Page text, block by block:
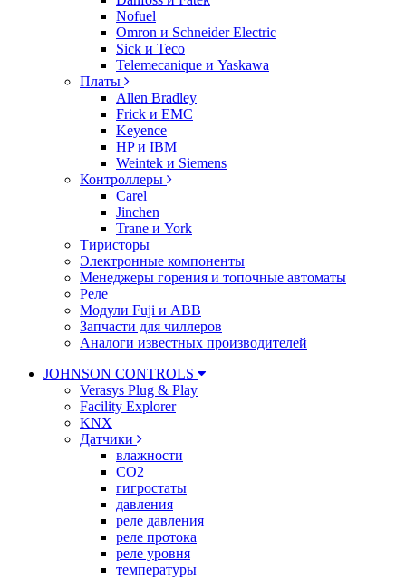
Nofuel
Omron и Schneider Electric
Sick и Teco
Telemecanique и Yaskawa
Платы
Allen Bradley
Frick и EMC
Keyence
HP и IBM
Weintek и Siemens
Контроллеры
Carel
Jinchen
Trane и York
Тиристоры
Электронные компоненты
Менеджеры горения и топочные автоматы
Реле
Модули Fuji и ABB
Запчасти для чиллеров
Аналоги известных производителей
JOHNSON CONTROLS
Verasys Plug & Play
Facility Explorer
KNX
Датчики
влажности
CO2
гигростаты
давления
реле давления
реле протока
реле уровня
температуры